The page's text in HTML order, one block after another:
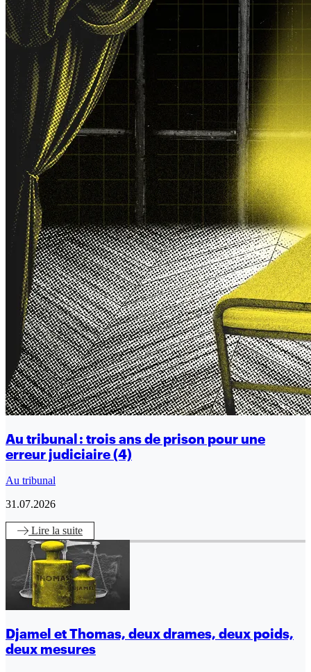
Au tribunal : trois ans de prison pour une
erreur judiciaire (4)
Au tribunal
31.07.2026
Lire la suite
Djamel et Thomas, deux drames, deux poids,
deux mesures